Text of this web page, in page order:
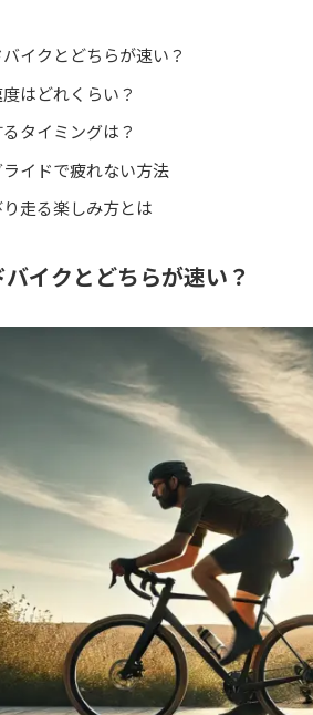
イクとどちらが速い？
はどれくらい？
タイミングは？
ライドで疲れない方法
走る楽しみ方とは
バイクとどちらが速い？